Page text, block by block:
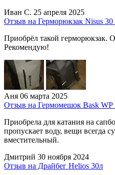
Иван С. 25 апреля 2025
Отзыв на Герморюкзак Nisus
Приобрёл такой герморюкзак.
Рекомендую!
Аня 06 марта 2025
Отзыв на Гермомешок Bask WP
Приобрела для катания на
пропускает воду, вещи всегда
вместительный.
Дмитрий 30 ноября 2024
Отзыв на Драйбег Helios 30л